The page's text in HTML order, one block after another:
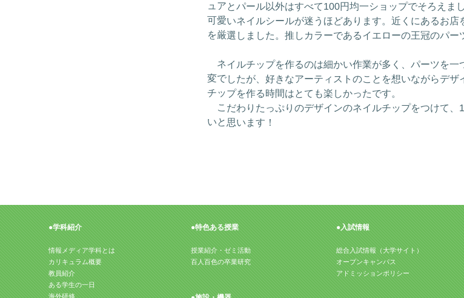
ュアとパール以外はすべて100円均一ショップでそろえま
可愛いネイルシールが迷うほどあります。近くにあるお
を厳選しました。推しカラーであるイエローの王冠のパー
ネイルチップを作るのは細かい作業が多く、パーツを一
変でしたが、好きなアーティストのことを想いながらデザ
チップを作る時間はとても楽しかったです。
こだわりたっぷりのデザインのネイルチップをつけて、
いと思います！
●学科紹介
情報メディア学科とは
カリキュラム概要
教員紹介
ある学生の一日
海外研修
●特色ある授業
授業紹介・ゼミ活動
百人百色の卒業研究
●入試情報
総合入試情報（大学サイト）
オープンキャンパス
アドミッションポリシー